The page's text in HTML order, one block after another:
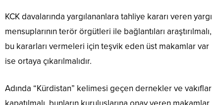
KCK davalarında yargılananlara tahliye kararı veren yargı
mensuplarının terör örgütleri ile bağlantıları araştırılmalı,
bu kararları vermeleri için teşvik eden üst makamlar var
ise ortaya çıkarılmalıdır.
Adında “Kürdistan” kelimesi geçen dernekler ve vakıflar